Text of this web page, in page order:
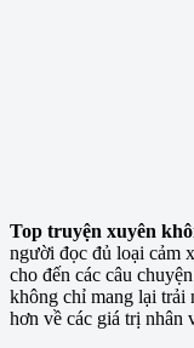
Top truyện xuyên
người đọc đủ loại cảm
cho đến các câu
không chỉ mang lại trải
hơn về các giá trị nhân